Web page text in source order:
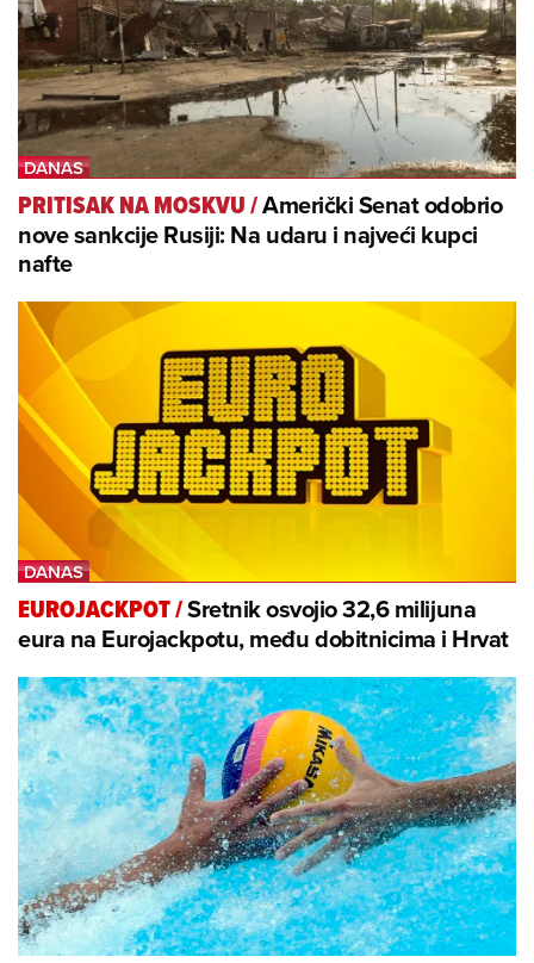
PRITISAK NA MOSKVU/Američki Senat odobrio
nove sankcije Rusiji: Na udaru i najveći kupci
nafte
EUROJACKPOT/Sretnik osvojio 32,6 milijuna
eura na Eurojackpotu, među dobitnicima i Hrvat